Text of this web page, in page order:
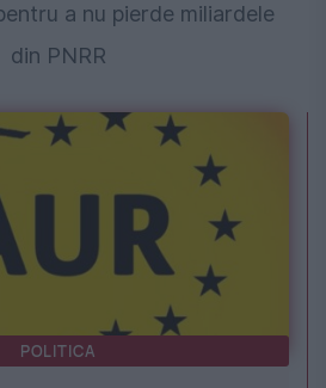
a nu pierde miliardele
din PNRR
POLITICA